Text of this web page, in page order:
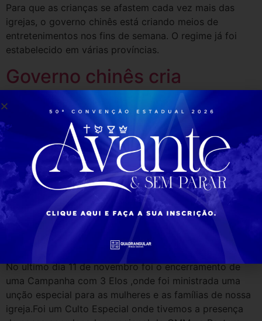
Para que as crianças se afastem cada vez mais das
igrejas, o governo chinês está criando meios de
entretenimentos nos fins de semana. O regime já foi
estabelecido em várias províncias.
Governo chinês cria
"projetos culturais" para
afastar crianças das igrejas
Para que as crianças se afastem cada vez mais das
igrejas, o governo chinês está criando meios de
entretenimentos nos fins de semana. O regime já foi
estabelecido em várias províncias.
Mulheres Virtuosas-IEQ
Caiçara
No ultimo dia 11 de novembro foi o encerramento de
uma Campanha com 3 Elos ,onde foi ministrada uma
unção especial para as mulheres e as famílias de nossa
igreja.Foi um Culto Especial onde tivemos a presença